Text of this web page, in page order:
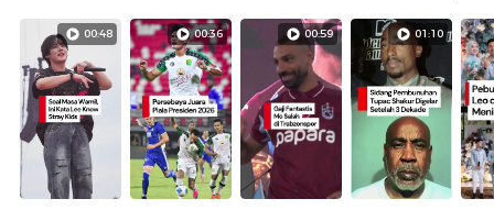
00:48 00:36 00:59 01:10